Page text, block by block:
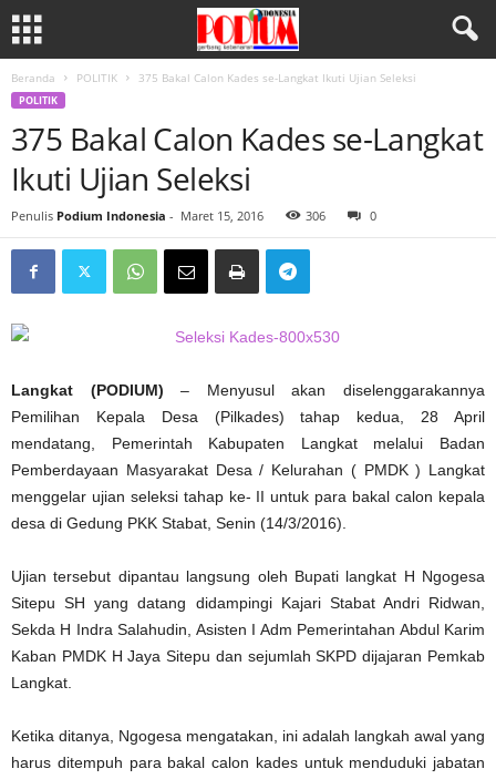
Beranda POLITIK 375 Bakal Calon Kades se-Langkat Ikuti Ujian Seleksi
POLITIK
375 Bakal Calon Kades se-Langkat
Ikuti Ujian Seleksi
Penulis Podium Indonesia - Maret 15, 2016 306 0
Langkat (PODIUM) – Menyusul akan diselenggarakannya
Pemilihan Kepala Desa (Pilkades) tahap kedua, 28 April
mendatang, Pemerintah Kabupaten Langkat melalui Badan
Pemberdayaan Masyarakat Desa / Kelurahan ( PMDK ) Langkat
menggelar ujian seleksi tahap ke- II untuk para bakal calon kepala
desa di Gedung PKK Stabat, Senin (14/3/2016).
Ujian tersebut dipantau langsung oleh Bupati langkat H Ngogesa
Sitepu SH yang datang didampingi Kajari Stabat Andri Ridwan,
Sekda H Indra Salahudin, Asisten I Adm Pemerintahan Abdul Karim
Kaban PMDK H Jaya Sitepu dan sejumlah SKPD dijajaran Pemkab
Langkat.
Ketika ditanya, Ngogesa mengatakan, ini adalah langkah awal yang
harus ditempuh para bakal calon kades untuk menduduki jabatan